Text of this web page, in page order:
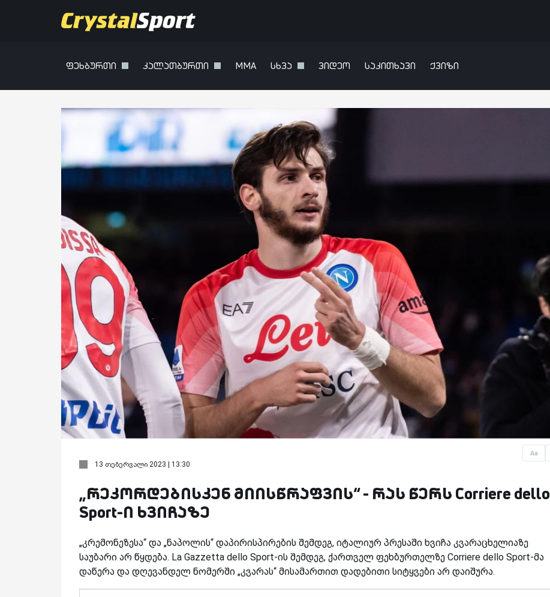
ფეხბურთი კალათბურთი MMA სხვა ვიდეო საკითხავი ქვიზი
Aa
13 თებერვალი 2023 | 13:30
„რეკორდებისკენ მიისწრაფვის“ - რას წერს Corriere dello
Sport-ი ხვიჩაზე
„კრემონეზესა“ და „ნაპოლის“ დაპირისპირების შემდეგ, იტალიურ პრესაში ხვიჩა კვარაცხელიაზე
საუბარი არ წყდება. La Gazzetta dello Sport-ის შემდეგ, ქართველ ფეხბურთელზე Corriere dello Sport-მა
დაწერა და დღევანდელ ნომერში „კვარას“ მისამართით დადებითი სიტყვები არ დაიშურა.